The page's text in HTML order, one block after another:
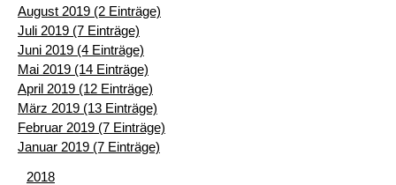
August 2019 (2 Einträge)
Juli 2019 (7 Einträge)
Juni 2019 (4 Einträge)
Mai 2019 (14 Einträge)
April 2019 (12 Einträge)
März 2019 (13 Einträge)
Februar 2019 (7 Einträge)
Januar 2019 (7 Einträge)
2018